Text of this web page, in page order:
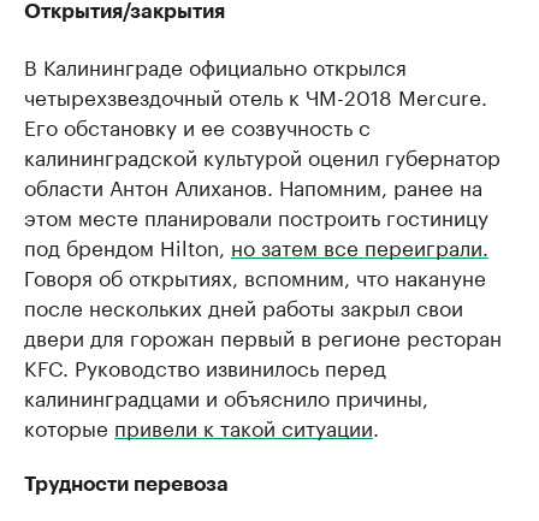
Открытия/закрытия
В Калининграде официально открылся
четырехзвездочный отель к ЧМ-2018 Mercure.
Его обстановку и ее созвучность с
калининградской культурой оценил губернатор
области Антон Алиханов. Напомним, ранее на
этом месте планировали построить гостиницу
под брендом Hilton, но затем все переиграли.
Говоря об открытиях, вспомним, что накануне
после нескольких дней работы закрыл свои
двери для горожан первый в регионе ресторан
KFC. Руководство извинилось перед
калининградцами и объяснило причины,
которые привели к такой ситуации
Трудности перевоза